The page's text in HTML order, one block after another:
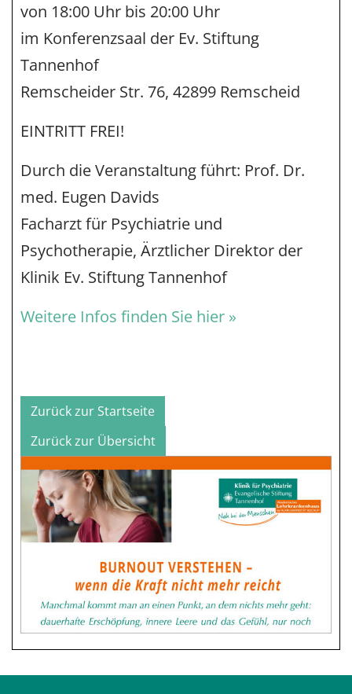
von 18:00 Uhr bis 20:00 Uhr
im Konferenzsaal der Ev. Stiftung
Tannenhof
Remscheider Str. 76, 42899 Remscheid
EINTRITT FREI!
Durch die Veranstaltung führt: Prof. Dr.
med. Eugen Davids
Facharzt für Psychiatrie und
Psychotherapie, Ärztlicher Direktor der
Klinik Ev. Stiftung Tannenhof
Weitere Infos finden Sie hier »
Zurück zur Startseite
Zurück zur Übersicht